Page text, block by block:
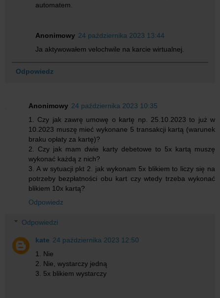
automatem.
Anonimowy 24 października 2023 13:44
Ja aktywowałem velochwile na karcie wirtualnej.
Odpowiedz
Anonimowy 24 października 2023 10:35
1. Czy jak zawrę umowę o kartę np. 25.10.2023 to już w
10.2023 muszę mieć wykonane 5 transakcji kartą (warunek
braku opłaty za kartę)?
2. Czy jak mam dwie karty debetowe to 5x kartą muszę
wykonać każdą z nich?
3. A w sytuacji pkt 2. jak wykonam 5x blikiem to liczy się na
potrzeby bezpłatności obu kart czy wtedy trzeba wykonać
blikiem 10x kartą?
Odpowiedz
Odpowiedzi
kate 24 października 2023 12:50
1. Nie
2. Nie, wystarczy jedną
3. 5x blikiem wystarczy